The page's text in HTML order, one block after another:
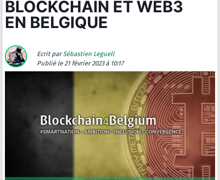
BLOCKCHAIN ET WEB3
EN BELGIQUE
Ecrit parSébastien Leguell
Publié le 21 février 2023 à 10:17